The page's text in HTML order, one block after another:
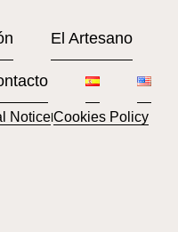
El Artesano
NoticelCookies Policy